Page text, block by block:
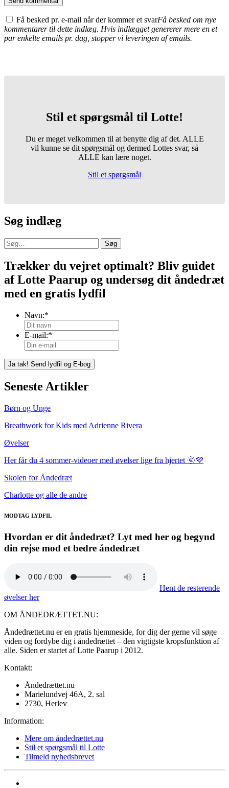
Få besked pr. e-mail når der kommer et svarFå besked om nye
kommentarer til dette indlæg. Hvis indlægget genererer mere en et
par enkelte emails pr. dag, stopper vi leveringen af emails.
Stil et spørgsmål til Lotte!
Du er meget velkommen til at benytte dig af det. ALLE
vil kunne se dit spørgsmål og dermed Lottes svar, så
ALLE kan lære noget.
Stil et spørgsmål
Søg indlæg
Søg
Trækker du vejret optimalt? Bliv guidet
af Lotte Paarup og undersøg dit åndedræt
med en gratis lydfil
Navn:*
E-mail:*
Seneste Artikler
Børn og Unge
Breathwork for Kids med Adrienne Rivera
Øvelser
Her får du 4 sommer-videoer med øvelser lige fra hjertet 🌞💜
Skolen for Åndedræt
Charlotte og alle de andre
MODTAG LYDFIL
Hvordan er dit åndedræt? Lyt med her og begynd
din rejse mod et bedre åndedræt
Hent de resterende
øvelser her
OM ÅNDEDRÆTTET.NU:
Åndedrættet.nu er en gratis hjemmeside, for dig der gerne vil søge
viden og fordybe dig i åndedrættet – den vigtigste kropsfunktion af
alle. Siden er startet af Lotte Paarup i 2012.
Kontakt:
Åndedrættet.nu
Marielundvej 46A, 2. sal
2730, Herlev
Information:
Mere om åndedrættet.nu
Stil et spørgsmål til Lotte
Tilmeld nyhedsbrevet